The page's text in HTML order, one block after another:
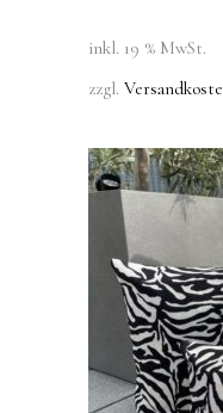
inkl. 19 % MwSt.
zzgl.